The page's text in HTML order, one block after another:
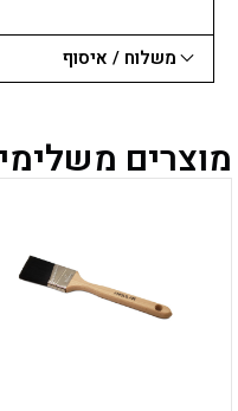
משלוח / איסוף
מוצרים
מספר
סוגים.